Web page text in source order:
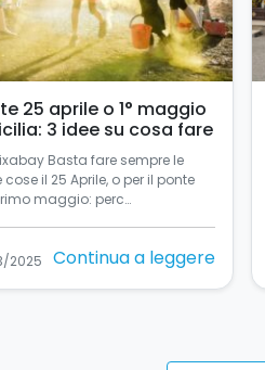
25 aprile o 1° maggio
3 idee su cosa fare
Basta fare sempre le
cose il 25 Aprile, o per il ponte
maggio: perc…
2025 Continua a leggere